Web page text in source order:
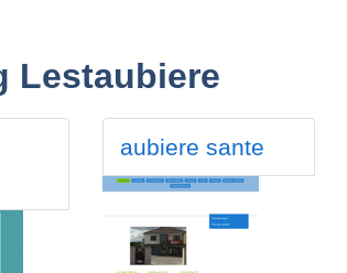
Lestaubiere
aubiere sante